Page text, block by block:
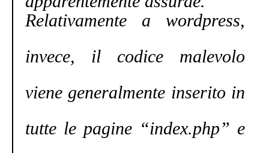
Relativamente a wordpress,
invece, il codice malevolo
viene generalmente inserito in
tutte le pagine “index.php” e